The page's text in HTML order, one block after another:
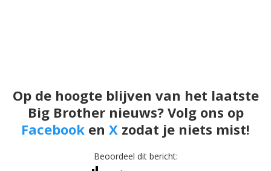
Op de hoogte blijven van het laatste
Big Brother nieuws? Volg ons op
Facebook en X zodat je niets mist!
Beoordeel dit bericht: